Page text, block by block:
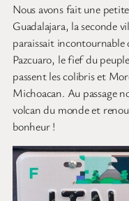
Nous avons fait une
Guadalajara, la seconde
paraissait
Pazcuaro, le fief du
passent les colibris et
Michoacan. Au passage
volcan du monde et
bonheur !